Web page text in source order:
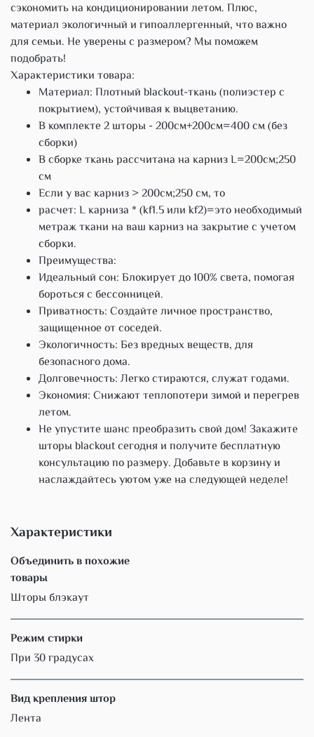
сэкономить на кондиционировании летом. Плюс,
материал экологичный и гипоаллергенный, что важно
для семьи. Не уверены с размером? Мы поможем
подобрать!
Характеристики товара:
Материал: Плотный blackout-ткань (полиэстер с
покрытием), устойчивая к выцветанию.
В комплекте 2 шторы - 200см+200см=400 см (без
сборки)
В сборке ткань рассчитана на карниз L=200см;250
см
Если у вас карниз > 200см;250 см, то
расчет: L карниза * (kf1.5 или kf2)=это необходимый
метраж ткани на ваш карниз на закрытие с учетом
сборки.
Преимущества:
Идеальный сон: Блокирует до 100% света, помогая
бороться с бессонницей.
Приватность: Создайте личное пространство,
защищенное от соседей.
Экологичность: Без вредных веществ, для
безопасного дома.
Долговечность: Легко стираются, служат годами.
Экономия: Снижают теплопотери зимой и перегрев
летом.
Не упустите шанс преобразить свой дом! Закажите
шторы blackout сегодня и получите бесплатную
консультацию по размеру. Добавьте в корзину и
наслаждайтесь уютом уже на следующей неделе!
Характеристики
Объединить в похожие
товары
Шторы блэкаут
Режим стирки
При 30 градусах
Вид крепления штор
Лента